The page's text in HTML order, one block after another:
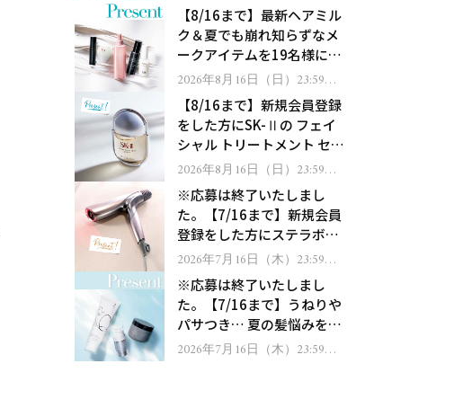
処！
【8/16まで】最新ヘアミル
ク＆夏でも崩れ知らずなメ
ークアイテムを19名様にプ
レゼント！
2026年8月16日（日）23:59ま
で【8/16まで】新規会員登録
をした方にSK-Ⅱの フェイ
シャル トリートメント セラ
ムをプレゼント！
2026年8月16日（日）23:59ま
※応募は終了いたしまし
た。【7/16まで】新規会員
登録をした方にステラボー
テのシャインリバース ヘア
ゼント！
2026年7月16日（木）23:59ま
※応募は終了いたしまし
た。【7/16まで】うねりや
パサつき… 夏の髪悩みを解
消するヘアケアアイテムを
2026年7月16日（木）23:59ま